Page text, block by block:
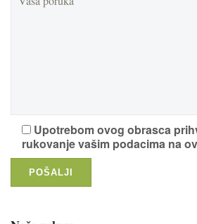
Upotrebom ovog obrasca
rukovanje vašim podacima na